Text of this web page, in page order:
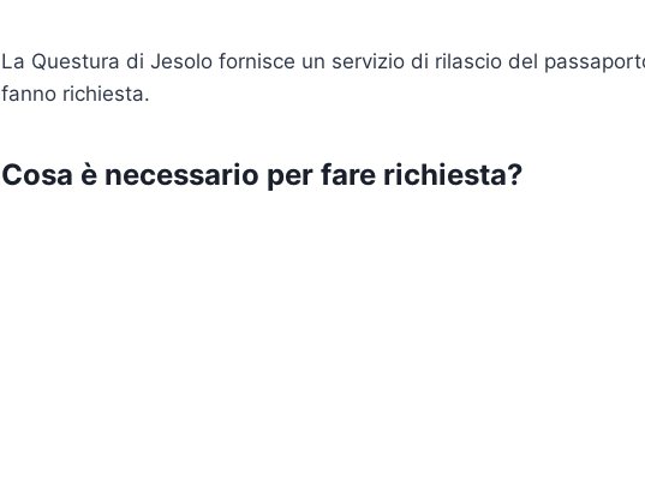
La Questura di Jesolo fornisce un servizio di rilascio del
fanno richiesta.
Cosa è necessario per fare richiesta?